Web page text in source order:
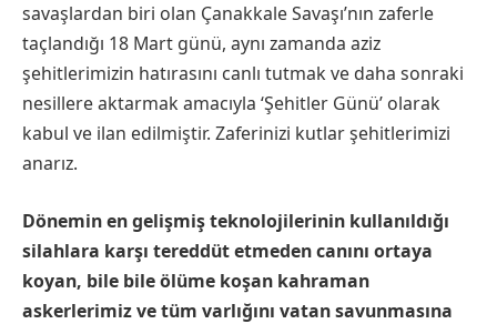
savaşlardan biri olan Çanakkale Savaşı’nın zaferle
taçlandığı 18 Mart günü, aynı zamanda aziz
şehitlerimizin hatırasını canlı tutmak ve daha sonraki
nesillere aktarmak amacıyla ‘Şehitler Günü’ olarak
kabul ve ilan edilmiştir. Zaferinizi kutlar şehitlerimizi
anarız.
Dönemin en gelişmiş teknolojilerinin kullanıldığı
silahlara karşı tereddüt etmeden canını ortaya
koyan, bile bile ölüme koşan kahraman
askerlerimiz ve tüm varlığını vatan savunmasına